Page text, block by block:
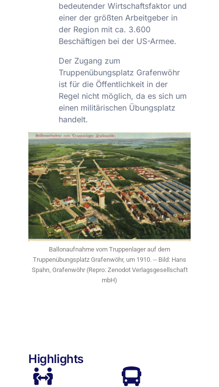
Ballonaufnahme vom Truppenlager auf dem
Truppenübungsplatz Grafenwöhr, um 1910. -- Bild: Hans
Spahn, Grafenwöhr (Repro: Zenodot Verlagsgesellschaft
mbH)
bedeutender Wirtschaftsfaktor und
einer der größten Arbeitgeber in
der Region mit ca. 3.600
Beschäftigen bei der US-Armee.
Der Zugang zum
Truppenübungsplatz Grafenwöhr
ist für die Öffentlichkeit in der
Regel nicht möglich, da es sich um
einen militärischen Übungsplatz
handelt.
Highlights